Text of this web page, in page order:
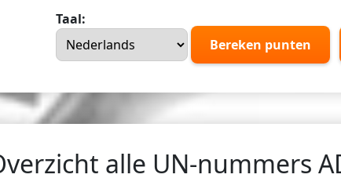
Taal:
Bereken punten
alle UN-nummers